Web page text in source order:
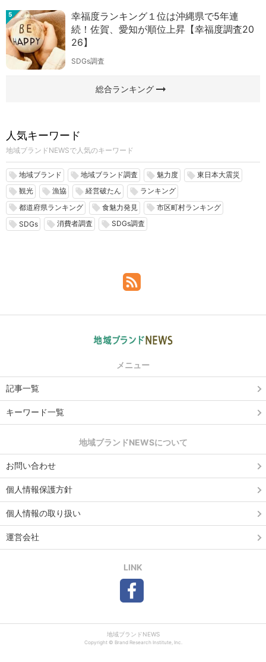
5
幸福度ランキング１位は沖縄県で5年連
続！佐賀、愛知が順位上昇【幸福度調査20
26】
SDGs調査
総合ランキングarrow_right_alt
人気キーワード
地域ブランドNEWSで人気のキーワード
local_offer 地域ブランド local_offer 地域ブランド調査 local_offer 魅力度 local_offer 東日本大震災
local_offer 観光 local_offer 漁協 local_offer 経営破たん local_offer ランキング
local_offer 都道府県ランキング local_offer 食魅力発見 local_offer 市区町村ランキング
local_offer SDGs local_offer 消費者調査 local_offer SDGs調査
メニュー
記事一覧
キーワード一覧
地域ブランドNEWSについて
お問い合わせ
個人情報保護方針
個人情報の取り扱い
運営会社
LINK
地域ブランドNEWS
Copyright © Brand Research Institute, Inc.